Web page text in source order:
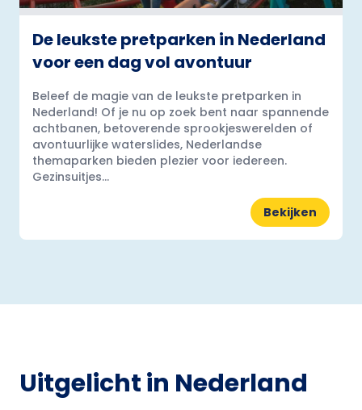
De leukste pretparken in Nederland
voor een dag vol avontuur
Beleef de magie van de leukste pretparken in
Nederland! Of je nu op zoek bent naar spannende
achtbanen, betoverende sprookjeswerelden of
avontuurlijke waterslides, Nederlandse
themaparken bieden plezier voor iedereen.
Gezinsuitjes...
Bekijken
Uitgelicht in Nederland